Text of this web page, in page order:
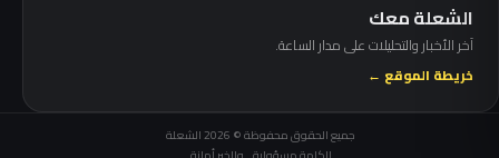
الشعلة معك
آخر الأخبار والتحليلات على مدار الساعة.
خريطة الموقع ←
جميع الحقوق محفوظة © 2026 الشعلة